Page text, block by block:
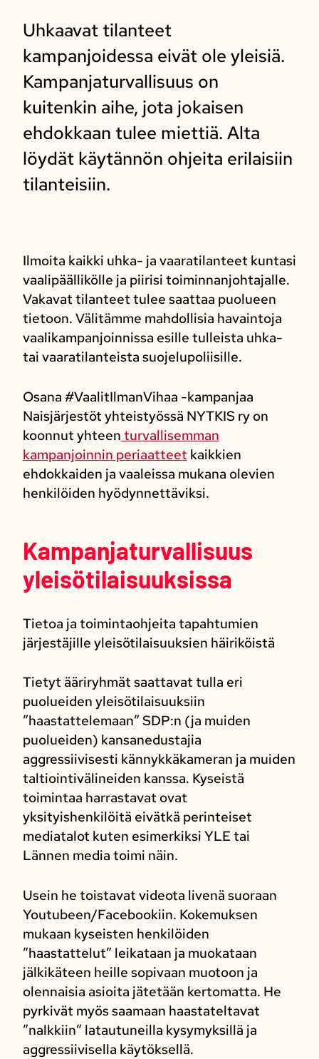
Uhkaavat tilanteet
kampanjoidessa eivät ole yleisiä.
Kampanjaturvallisuus on
kuitenkin aihe, jota jokaisen
ehdokkaan tulee miettiä. Alta
löydät käytännön ohjeita erilaisiin
tilanteisiin.
Ilmoita kaikki uhka- ja vaaratilanteet kuntasi
vaalipäällikölle ja piirisi toiminnanjohtajalle.
Vakavat tilanteet tulee saattaa puolueen
tietoon. Välitämme mahdollisia havaintoja
vaalikampanjoinnissa esille tulleista uhka-
tai vaaratilanteista suojelupoliisille.
Osana #VaalitIlmanVihaa -kampanjaa
Naisjärjestöt yhteistyössä NYTKIS ry on
koonnut yhteen turvallisemman
kampanjoinnin periaatteet kaikkien
ehdokkaiden ja vaaleissa mukana olevien
henkilöiden hyödynnettäviksi.
Kampanjaturvallisuus
yleisötilaisuuksissa
Tietoa ja toimintaohjeita tapahtumien
järjestäjille yleisötilaisuuksien häiriköistä
Tietyt ääriryhmät saattavat tulla eri
puolueiden yleisötilaisuuksiin
”haastattelemaan” SDP:n (ja muiden
puolueiden) kansanedustajia
aggressiivisesti kännykkäkameran ja muiden
taltiointivälineiden kanssa. Kyseistä
toimintaa harrastavat ovat
yksityishenkilöitä eivätkä perinteiset
mediatalot kuten esimerkiksi YLE tai
Lännen media toimi näin.
Usein he toistavat videota livenä suoraan
Youtubeen/Facebookiin. Kokemuksen
mukaan kyseisten henkilöiden
”haastattelut” leikataan ja muokataan
jälkikäteen heille sopivaan muotoon ja
olennaisia asioita jätetään kertomatta. He
pyrkivät myös saamaan haastateltavat
”nalkkiin” latautuneilla kysymyksillä ja
aggressiivisella käytöksellä.